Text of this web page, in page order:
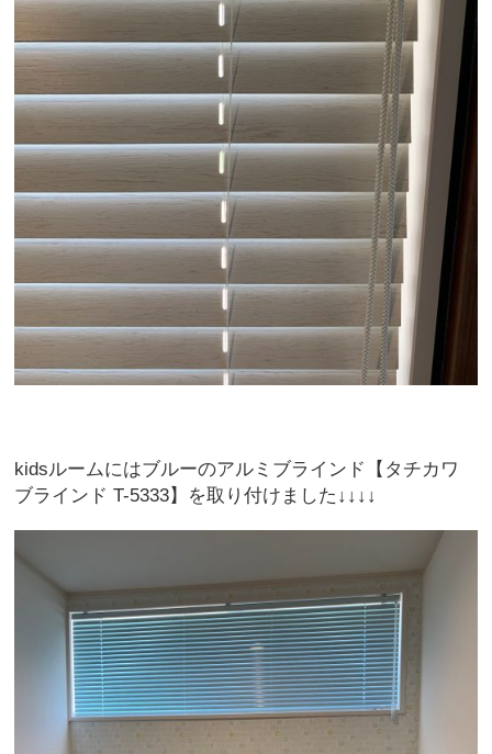
kidsルームにはブルーのアルミブラインド【タチカワ
ブラインド T-5333】を取り付けました↓↓↓↓